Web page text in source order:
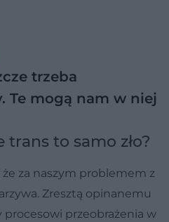
trzeba
Te mogą nam w niej
trans to samo zło?
za naszym problemem z
Zresztą opinanemu
przeobrażenia w